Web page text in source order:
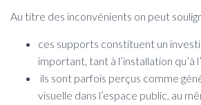
Au titre des inconvénients on peut
ces supports constituent un
important, tant à l’installation qu’à
ils sont parfois perçus comme
visuelle dans l’espace public, au